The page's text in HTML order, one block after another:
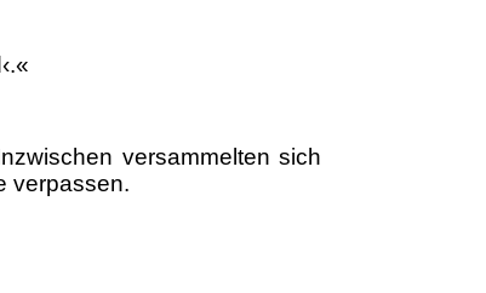
versammelten sich
verpassen.